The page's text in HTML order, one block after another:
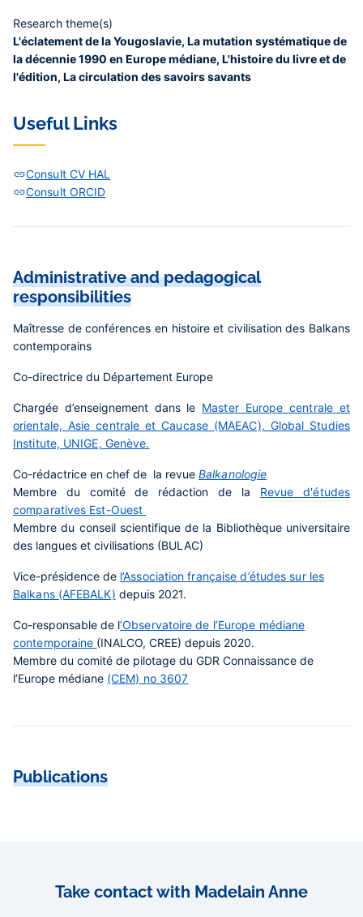
Research theme(s)
L'éclatement de la Yougoslavie, La mutation systématique de
la décennie 1990 en Europe médiane, L'histoire du livre et de
l'édition, La circulation des savoirs savants
Useful Links
Consult CV HAL
Consult ORCID
Administrative and pedagogical
responsibilities
Maîtresse de conférences en histoire et civilisation des Balkans
contemporains
Co-directrice du Département Europe
Chargée d’enseignement dans le Master Europe centrale et
orientale, Asie centrale et Caucase (MAEAC), Global Studies
Institute, UNIGE, Genève.
Co-rédactrice en chef de la revue Balkanologie
Membre du comité de rédaction de la Revue d'études
comparatives Est-Ouest
Membre du conseil scientifique de la Bibliothèque universitaire
des langues et civilisations (BULAC)
Vice-présidence de l’Association française d’études sur les
Balkans (AFEBALK) depuis 2021.
Co-responsable de l’Observatoire de l’Europe médiane
contemporaine (INALCO, CREE) depuis 2020.
Membre du comité de pilotage du GDR Connaissance de
l’Europe médiane (CEM) no 3607
Publications
Take contact with Madelain Anne